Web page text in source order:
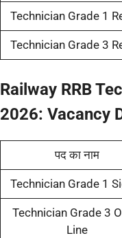
Technician Grade 1
Technician Grade 3
Railway RRB
2026: Vacancy
पद का नाम
Technician Grade 1
Technician Grade 3
Line